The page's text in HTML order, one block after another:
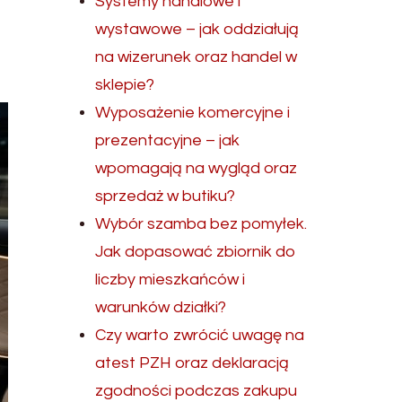
wystawowe – jak oddziałują
na wizerunek oraz handel w
sklepie?
Wyposażenie komercyjne i
prezentacyjne – jak
wpomagają na wygląd oraz
sprzedaż w butiku?
Wybór szamba bez pomyłek.
Jak dopasować zbiornik do
liczby mieszkańców i
warunków działki?
Czy warto zwrócić uwagę na
atest PZH oraz deklaracją
zgodności podczas zakupu